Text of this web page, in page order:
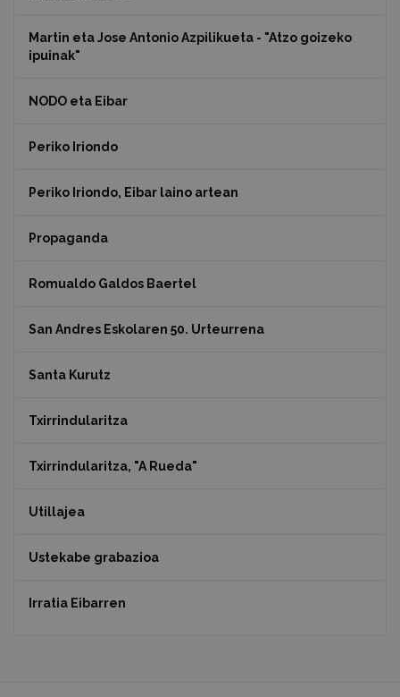
Martin eta Jose Antonio Azpilikueta - "Atzo goizeko
ipuinak"
NODO eta Eibar
Periko Iriondo
Periko Iriondo, Eibar laino artean
Propaganda
Romualdo Galdos Baertel
San Andres Eskolaren 50. Urteurrena
Santa Kurutz
Txirrindularitza
Txirrindularitza, "A Rueda"
Utillajea
Ustekabe grabazioa
Irratia Eibarren